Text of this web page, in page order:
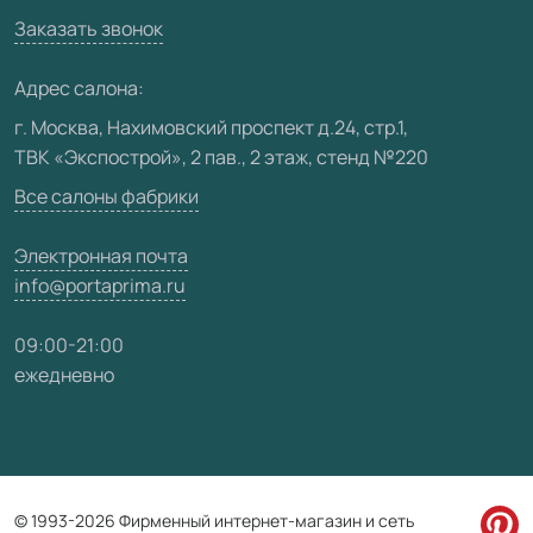
Юридическая информация
Вакансии
Видео
Карта сайта
Заказать звонок
Адрес салона:
г. Москва, Нахимовский проспект д.24, стр.1,
ТВК «Экспострой», 2 пав., 2 этаж, стенд №220
Все салоны фабрики
Электронная почта
info@portaprima.ru
09:00-21:00
ежедневно
© 1993-2026 Фирменный интернет-магазин и сеть